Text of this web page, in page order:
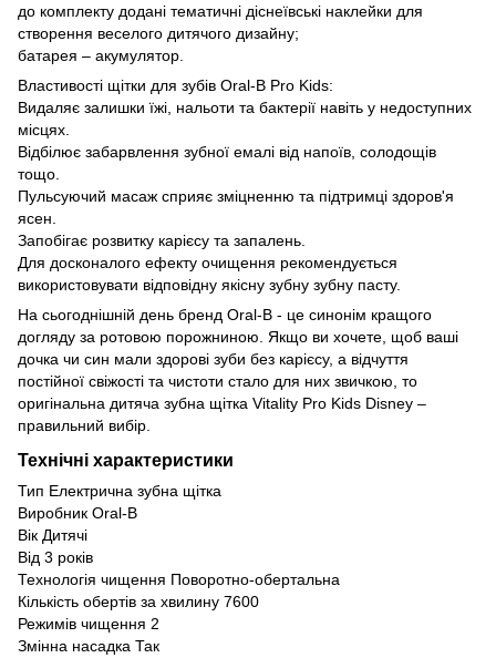
до комплекту додані тематичні діснеївські наклейки для
створення веселого дитячого дизайну;
батарея – акумулятор.
Властивості щітки для зубів Oral-B Pro Kids:
Видаляє залишки їжі, нальоти та бактерії навіть у недоступних
місцях.
Відбілює забарвлення зубної емалі від напоїв, солодощів
тощо.
Пульсуючий масаж сприяє зміцненню та підтримці здоров'я
ясен.
Запобігає розвитку карієсу та запалень.
Для досконалого ефекту очищення рекомендується
використовувати відповідну якісну зубну зубну пасту.
На сьогоднішній день бренд Oral-B - це синонім кращого
догляду за ротовою порожниною. Якщо ви хочете, щоб ваші
дочка чи син мали здорові зуби без карієсу, а відчуття
постійної свіжості та чистоти стало для них звичкою, то
оригінальна дитяча зубна щітка Vitality Pro Kids Disney –
правильний вибір.
Технічні характеристики
Тип Електрична зубна щітка
Виробник Oral-B
Вік Дитячі
Від 3 років
Технологія чищення Поворотно-обертальна
Кількість обертів за хвилину 7600
Режимів чищення 2
Змінна насадка Так